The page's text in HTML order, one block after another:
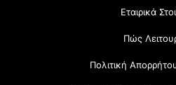
Εταιρικά
Πώς
Πολιτική